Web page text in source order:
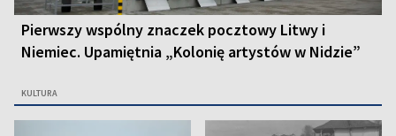
Pierwszy wspólny znaczek pocztowy Litwy i
Niemiec. Upamiętnia „Kolonię artystów w Nidzie”
KULTURA